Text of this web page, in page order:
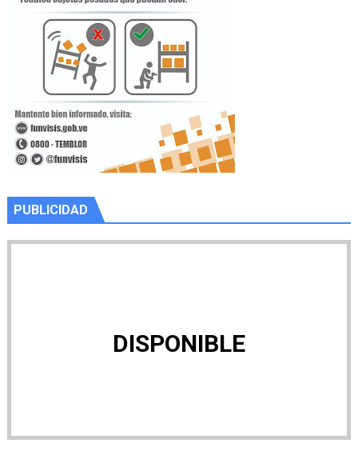
PUBLICIDAD
DISPONIBLE